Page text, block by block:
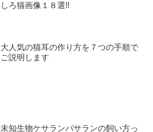
しろ猫画像１８選!!
大人気の猫耳の作り方を７つの手順で
ご説明します
未知生物ケサランパサランの飼い方っ